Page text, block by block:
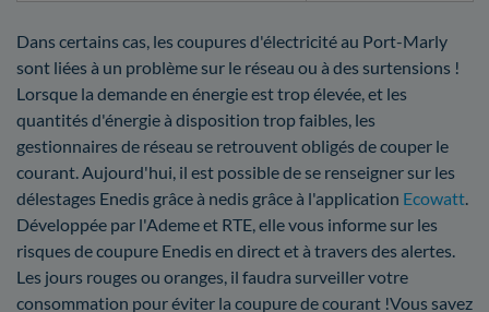
Dans certains cas, les coupures d'électricité au Port-Marly
sont liées à un problème sur le réseau ou à des surtensions !
Lorsque la demande en énergie est trop élevée, et les
quantités d'énergie à disposition trop faibles, les
gestionnaires de réseau se retrouvent obligés de couper le
courant. Aujourd'hui, il est possible de se renseigner sur les
délestages Enedis grâce à nedis grâce à l'application Ecowatt.
Développée par l'Ademe et RTE, elle vous informe sur les
risques de coupure Enedis en direct et à travers des alertes.
Les jours rouges ou oranges, il faudra surveiller votre
consommation pour éviter la coupure de courant !Vous savez